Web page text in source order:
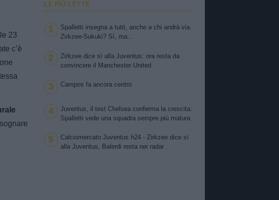
23
c’è
LE PIÙ LETTE
1
Spalletti insegna a tutti, anche a chi andrà via.
Zirkzee-Sukuki? Sì, ma...
2
Zirkzee dice sì alla Juventus: ora resta da
convincere il Manchester United
3 Campos fa ancora centro
4
Juventus, il test Chelsea conferma la crescita:
Spalletti vede una squadra sempre più matura
5
Calciomercato Juventus h24 - Zirkzee dice sì
alla Juventus, Balerdi resta nei radar